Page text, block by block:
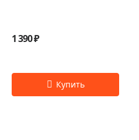
1 390 ₽